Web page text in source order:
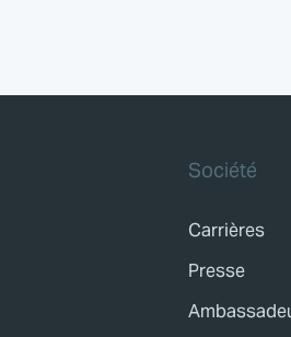
Société
Carrières
Presse